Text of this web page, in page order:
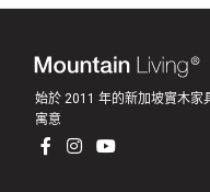
始於 2011 年的新加坡實木家
寓意